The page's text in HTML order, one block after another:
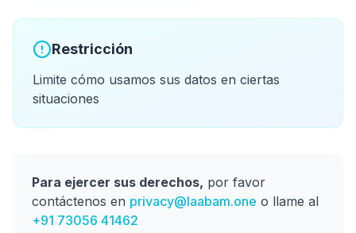
Restricción
Limite cómo usamos sus datos en ciertas
situaciones
Para ejercer sus derechos, por favor
contáctenos en privacy@laabam.one o llame al
+91 73056 41462